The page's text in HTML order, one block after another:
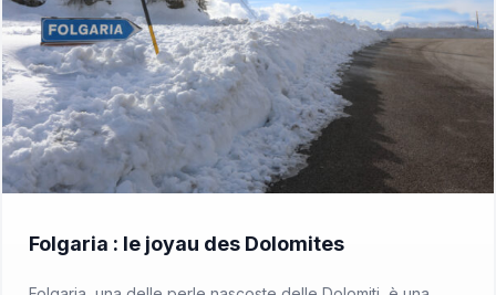
Folgaria : le joyau des Dolomites